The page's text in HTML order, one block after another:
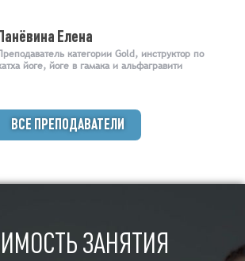
Елена
категории Gold, инструктор по
йоге, йоге в гамака и альфагравити
ВСЕ ПРЕПОДАВАТЕЛИ
ЗАНЯТИЯ